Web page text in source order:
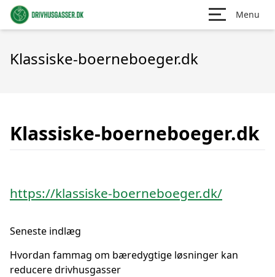
Menu
Klassiske-boerneboeger.dk
Klassiske-boerneboeger.dk
https://klassiske-boerneboeger.dk/
Seneste indlæg
Hvordan fammag om bæredygtige løsninger kan
reducere drivhusgasser